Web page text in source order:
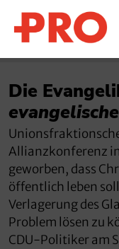
Die
Allianzkonferenz
geworben, dass
öffentlich leben
Verlagerung des
Problem lösen zu
CDU-Politiker am